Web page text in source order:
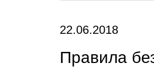
22.06.2018
Правила